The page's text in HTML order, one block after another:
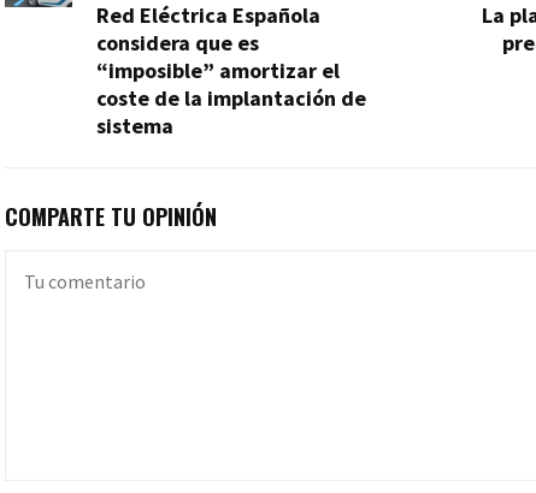
Red Eléctrica Española
considera que es
“imposible” amortizar el
coste de la implantación de
sistema
La
COMPARTE TU OPINIÓN